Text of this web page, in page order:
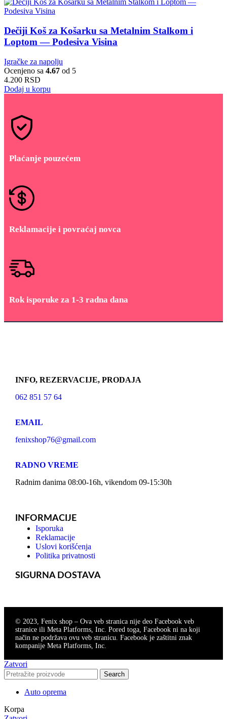
Dečiji Koš za Košarku sa Metalnim Stalkom i
Loptom — Podesiva Visina
Igračke za napolju
Ocenjeno sa 4.67 od 5
4.200 RSD
Dodaj u korpu
Plaćanje pouzećem
Reklamacije i povraćaj novca
Rok isporuke za 1-3 radna dana
INFO, REZERVACIJE, PRODAJA
062 851 57 64
EMAIL
fenixshop76@gmail.com
RADNO VREME
Radnim danima 08:00-16h, vikendom 09-15:30h
INFORMACIJE
Isporuka
Reklamacije
Uslovi korišćenja
Politika privatnosti
SIGURNA DOSTAVA
© 2023, Fenix shop – Ova veb stranica nije deo Facebook veb
stranice ili Meta Platforms, Inc. Pored toga, Facebook ni na koji
način ne podržava ovu veb stranicu. Facebook je zaštitni znak
kompanije Meta Platforms, Inc.
Zatvori
Search
Auto oprema
Korpa